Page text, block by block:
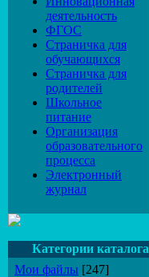
деятельность
ФГОС
Страничка для
обучающихся
Страничка для
родителей
Школьное
питание
Организация
образовательного
процесса
Электронный
журнал
Категории каталога
Мои файлы [247]